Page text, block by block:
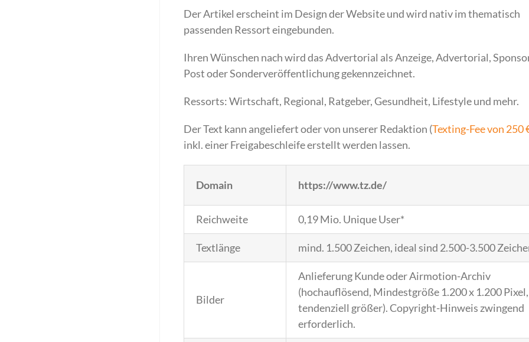
Der Artikel erscheint im Design der Website und wird nativ im thematisch
passenden Ressort eingebunden.
Ihren Wünschen nach wird das Advertorial als Anzeige, Advertorial,
Post oder Sonderveröffentlichung gekennzeichnet.
Ressorts: Wirtschaft, Regional, Ratgeber, Gesundheit, Lifestyle und mehr.
Der Text kann angeliefert oder von unserer Redaktion (Texting-Fee von 250
inkl. einer Freigabeschleife erstellt werden lassen.
Domain https://www.tz.de/
Reichweite 0,19 Mio. Unique User*
Textlänge mind. 1.500 Zeichen, ideal sind 2.500-3.500
Bilder
Anlieferung Kunde oder Airmotion-Archiv
(hochauflösend, Mindestgröße 1.200 x 1.200 Pixel,
tendenziell größer). Copyright-Hinweis zwingend
erforderlich.